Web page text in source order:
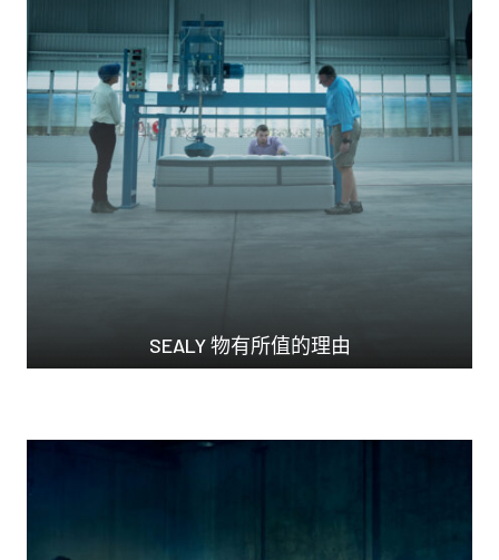
SEALY 物有所值的理由